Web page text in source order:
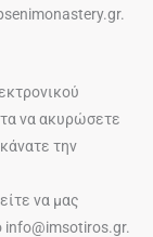
να ακυρώσετε
την
να μας
info@imsotiros.gr.